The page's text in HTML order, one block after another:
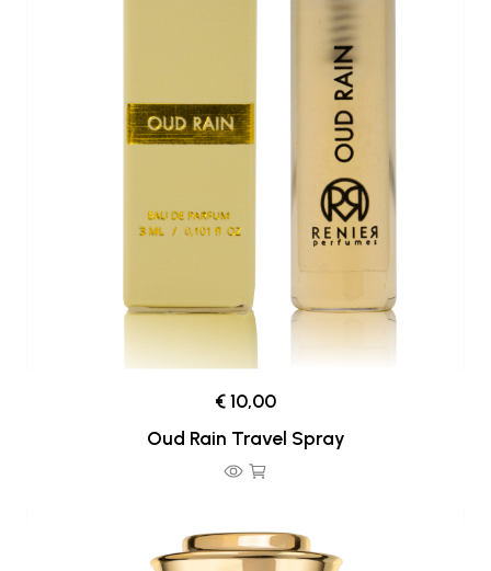
€ 10,00
Oud Rain Travel Spray